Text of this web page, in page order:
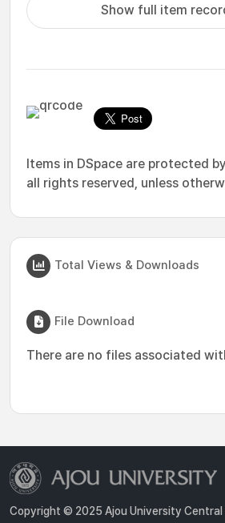
Show full item
Items in DSpace are protected
all rights reserved, unless
Total Views & Downloads
File Download
There are no files associated
Copyright © 2025 Ajou University Central